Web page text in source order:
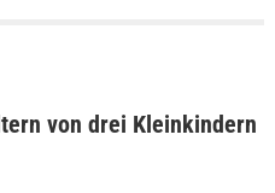
von drei Kleinkindern